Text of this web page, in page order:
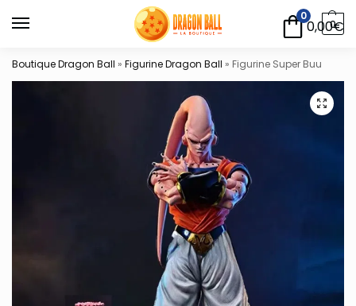
0
0,00€
0
Boutique Dragon Ball » Figurine Dragon Ball » Figurine Super Buu